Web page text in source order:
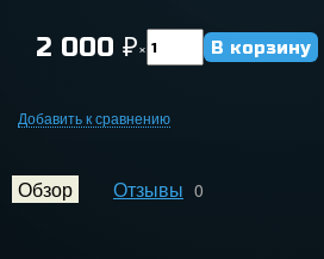
2 000 ₽×
Добавить к сравнению
Обзор Отзывы 0